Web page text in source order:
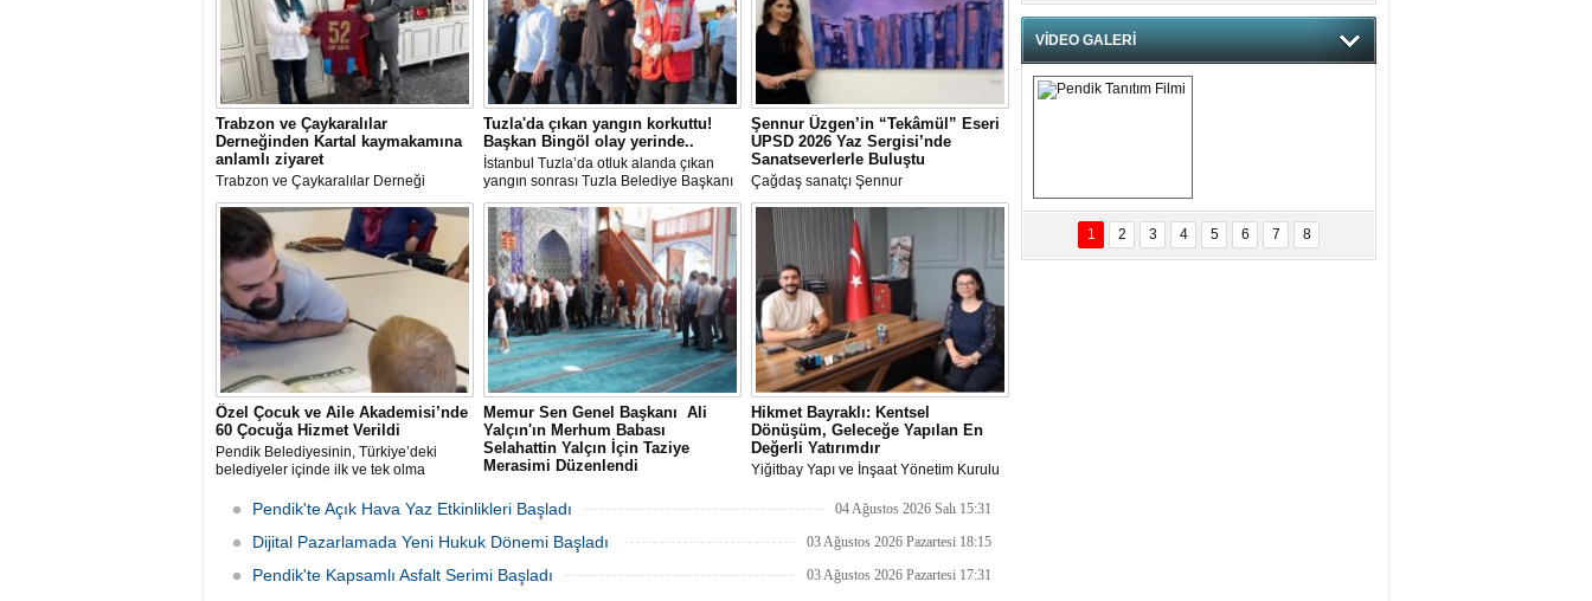
Trabzon ve Çaykaralılar
Derneğinden Kartal kaymakamına
anlamlı ziyaret
Trabzon ve Çaykaralılar Derneği
yönetim kurulu Kartal Kaymakamı Edip
Çakıcı'yı ziyaret etti.
Tuzla'da çıkan yangın korkuttu!
Başkan Bingöl olay yerinde..
İstanbul Tuzla’da otluk alanda çıkan
yangın sonrası Tuzla Belediye Başkanı
Av. Eren Ali Bingöl de bölgeye giderek
incelemelerde bulundu.
Şennur Üzgen’in “Tekâmül” Eseri
UPSD 2026 Yaz Sergisi’nde
Sanatseverlerle Buluştu
Çağdaş sanatçı Şennur
Üzgen’in Tekâmül adlı eseri,
Uluslararası Plastik Sanatlar Derneği
(UPSD) tarafından düzenlenen 2026
Yaz Sergisi’nde sanatseverlerle buluştu.
Özel Çocuk ve Aile Akademisi’nde
60 Çocuğa Hizmet Verildi
Pendik Belediyesinin, Türkiye’deki
belediyeler içinde ilk ve tek olma
Akademisi” programından ilk dönemde
60 özel çocuk yararlandı.
Memur Sen Genel Başkanı Ali
Yalçın'ın Merhum Babası
Selahattin Yalçın İçin Taziye
Merasimi Düzenlendi
rahmet-i Rahman'a kavuşan kıymetli
babası Selahattin Yalçın için, Eğitim-Bir-
Sen İstanbul Şubelerinin
günü Sultanbeyli Abdurrahmangazi
Hikmet Bayraklı: Kentsel
Dönüşüm, Geleceğe Yapılan En
Değerli Yatırımdır
Yiğitbay Yapı ve İnşaat Yönetim Kurulu
Bayraklı, emlak ve gayrimenkul
ağırladı
Pendik'te Açık Hava Yaz Etkinlikleri Başladı 04 Ağustos 2026 Salı 15:31
Dijital Pazarlamada Yeni Hukuk Dönemi Başladı 03 Ağustos 2026 Pazartesi 18:15
Pendik'te Kapsamlı Asfalt Serimi Başladı 03 Ağustos 2026 Pazartesi 17:31
Fatma Saçak Akbulut
SANAL KERHANE!
Abbas Levent Ertekin
Sanal Medyanın Dijital Savaş Alanı
VİDEO GALERİ
Pendik Tanıtım
Filmi
1 2 3 4 5 6 7 8